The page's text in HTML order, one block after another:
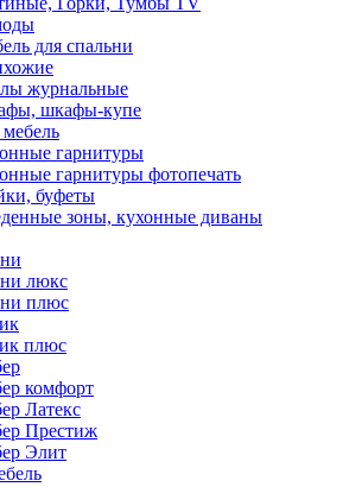
для спальни
журнальные
шкафы-купе
гарнитуры
гарнитуры фотопечать
буфеты
зоны, кухонные диваны
люкс
плюс
плюс
комфорт
Латекс
Престиж
Элит